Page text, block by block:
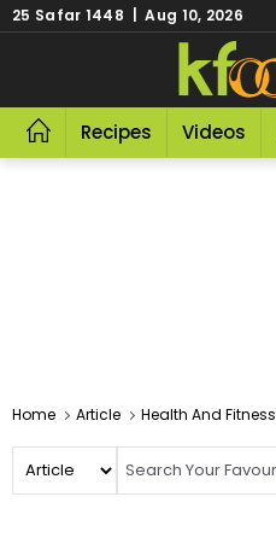
25 Safar 1448 | Aug 10, 2026
Recipes Videos
Home Article Health And Fitness